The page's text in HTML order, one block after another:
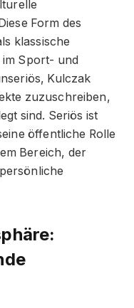
Form des
klassische
Sport- und
Kulczak
zuzuschreiben,
sind. Seriös ist
öffentliche Rolle
Bereich, der